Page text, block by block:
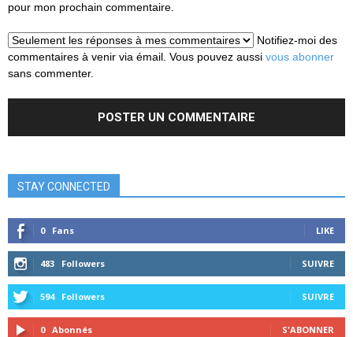
pour mon prochain commentaire.
Notifiez-moi des
commentaires à venir via émail. Vous pouvez aussi vous abonner
sans commenter.
STAY CONNECTED
0 Fans LIKE
483 Followers SUIVRE
594 Followers SUIVRE
0 Abonnés S'ABONNER